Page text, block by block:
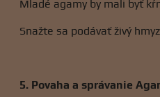
Mladé agamy by mali byť
Snažte sa podávať živý
5. Povaha a správanie